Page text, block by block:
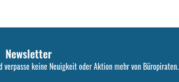
Newsletter
keine Neuigkeit oder Aktion mehr von Büropiraten.